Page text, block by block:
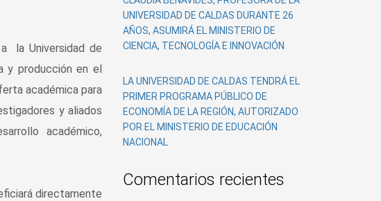
la Universidad de
y producción en el
académica para
y aliados
académico,
directamente
UNIVERSIDAD DE CALDAS DURANTE 26
AÑOS, ASUMIRÁ EL MINISTERIO DE
CIENCIA, TECNOLOGÍA E INNOVACIÓN
LA UNIVERSIDAD DE CALDAS TENDRÁ EL
PRIMER PROGRAMA PÚBLICO DE
ECONOMÍA DE LA REGIÓN, AUTORIZADO
POR EL MINISTERIO DE EDUCACIÓN
NACIONAL
Comentarios recientes